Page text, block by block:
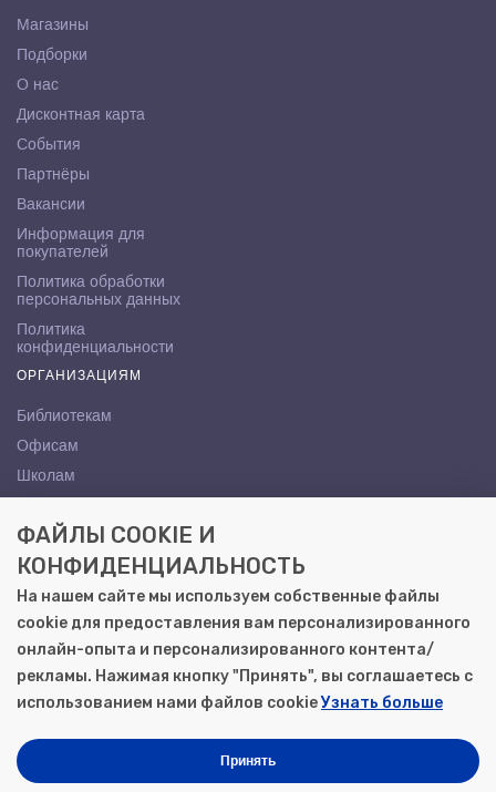
Магазины
Подборки
О нас
Дисконтная карта
События
Партнёры
Вакансии
Информация для
покупателей
Политика обработки
персональных данных
Политика
конфиденциальности
ОРГАНИЗАЦИЯМ
Библиотекам
Офисам
Школам
КОНТАКТЫ
Саратов, ул. Осипова, 10А
+7 (8452) 72-65-65
gemera@moya-kniga.ru
Моя книга | Сеть книжных магазинов в Саратове
ФАЙЛЫ COOKIE И
КОНФИДЕНЦИАЛЬНОСТЬ
На нашем сайте мы используем собственные файлы
cookie для предоставления вам персонализированного
онлайн-опыта и персонализированного контента/
рекламы. Нажимая кнопку "Принять", вы соглашаетесь с
использованием нами файлов cookieУзнать больше
Принять